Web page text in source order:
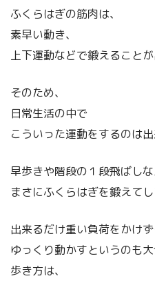
ふくらはぎの筋肉は、
素早い動き、
上下運動などで鍛えることが
そのため、
日常生活の中で
こういった運動をするのは
早歩きや階段の１段飛ばし
まさにふくらはぎを鍛えてし
出来るだけ重い負荷をかけ
ゆっくり動かすというのも大
歩き方は、